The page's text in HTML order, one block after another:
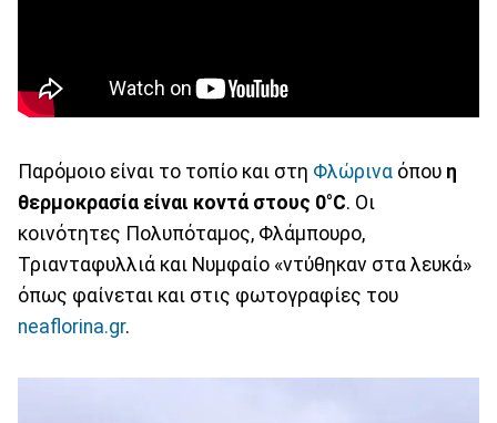
Παρόμοιο είναι το τοπίο και στη Φλώρινα όπου η
θερμοκρασία είναι κοντά στους 0°C. Οι
κοινότητες Πολυπόταμος, Φλάμπουρο,
Τριανταφυλλιά και Νυμφαίο «ντύθηκαν στα λευκά»
όπως φαίνεται και στις φωτογραφίες του
neaflorina.gr.